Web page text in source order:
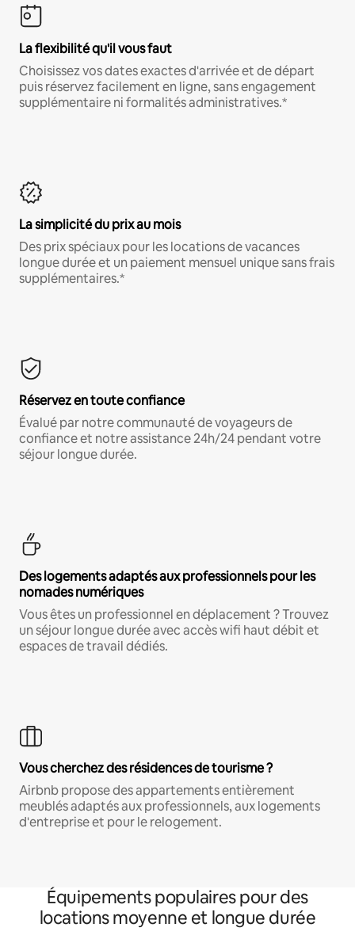
La flexibilité qu'il vous faut
Choisissez vos dates exactes d'arrivée et de départ
puis réservez facilement en ligne, sans engagement
supplémentaire ni formalités administratives.*
La simplicité du prix au mois
Des prix spéciaux pour les locations de vacances
longue durée et un paiement mensuel unique sans frais
supplémentaires.*
Réservez en toute confiance
Évalué par notre communauté de voyageurs de
confiance et notre assistance 24h/24 pendant votre
séjour longue durée.
Des logements adaptés aux professionnels pour les
nomades numériques
Vous êtes un professionnel en déplacement ? Trouvez
un séjour longue durée avec accès wifi haut débit et
espaces de travail dédiés.
Vous cherchez des résidences de tourisme ?
Airbnb propose des appartements entièrement
meublés adaptés aux professionnels, aux logements
d'entreprise et pour le relogement.
Équipements populaires pour des
locations moyenne et longue durée